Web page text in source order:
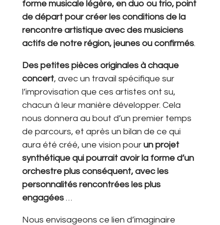
forme musicale légère, en duo ou trio, point
de départ pour créer les conditions de la
rencontre artistique avec des musiciens
actifs de notre région, jeunes ou confirmés.
Des petites pièces originales à chaque
concert, avec un travail spécifique sur
l’improvisation que ces artistes ont su,
chacun à leur manière développer. Cela
nous donnera au bout d’un premier temps
de parcours, et après un bilan de ce qui
aura été créé, une vision pour un projet
synthétique qui pourrait avoir la forme d’un
orchestre plus conséquent, avec les
personnalités rencontrées les plus
engagées…
Nous envisageons ce lien d’imaginaire